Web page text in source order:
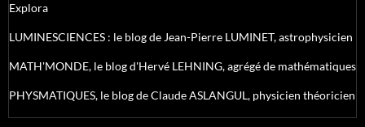
Explora
LUMINESCIENCES : le blog de Jean-Pierre LUMINET, astrophysicien
MATH'MONDE, le blog d'Hervé LEHNING, agrégé de mathématiques
PHYSMATIQUES, le blog de Claude ASLANGUL, physicien théoricien